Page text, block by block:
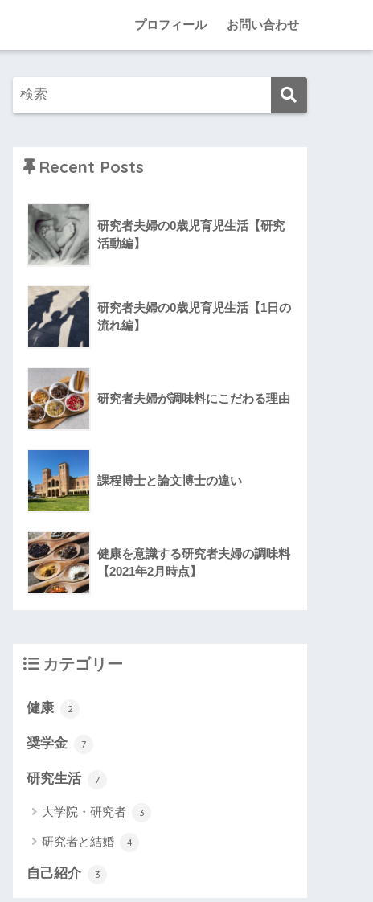
プロフィール お問い合わせ
Recent Posts
研究者夫婦の0歳児育児生活【研究
活動編】
研究者夫婦の0歳児育児生活【1日の
流れ編】
研究者夫婦が調味料にこだわる理由
課程博士と論文博士の違い
健康を意識する研究者夫婦の調味料
【2021年2月時点】
カテゴリー
健康 2
奨学金 7
研究生活 7
大学院・研究者 3
研究者と結婚 4
自己紹介 3